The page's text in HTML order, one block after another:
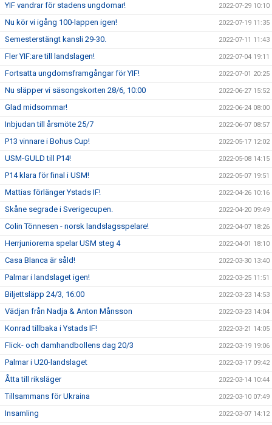
YIF vandrar för stadens ungdomar! 2022-07-29 10:10
Nu kör vi igång 100-lappen igen! 2022-07-19 11:35
Semesterstängt kansli 29-30. 2022-07-11 11:43
Fler YIF:are till landslagen! 2022-07-04 19:11
Fortsatta ungdomsframgångar för YIF! 2022-07-01 20:25
Nu släpper vi säsongskorten 28/6, 10:00 2022-06-27 15:52
Glad midsommar! 2022-06-24 08:00
Inbjudan till årsmöte 25/7 2022-06-07 08:57
P13 vinnare i Bohus Cup! 2022-05-17 12:02
USM-GULD till P14! 2022-05-08 14:15
P14 klara för final i USM! 2022-05-07 19:51
Mattias förlänger Ystads IF! 2022-04-26 10:16
Skåne segrade i Sverigecupen. 2022-04-20 09:49
Colin Tönnesen - norsk landslagsspelare! 2022-04-07 18:26
Herrjuniorerna spelar USM steg 4 2022-04-01 18:10
Casa Blanca är såld! 2022-03-30 13:40
Palmar i landslaget igen! 2022-03-25 11:51
Biljettsläpp 24/3, 16:00 2022-03-23 14:53
Vädjan från Nadja & Anton Månsson 2022-03-23 14:04
Konrad tillbaka i Ystads IF! 2022-03-21 14:05
Flick- och damhandbollens dag 20/3 2022-03-19 19:06
Palmar i U20-landslaget 2022-03-17 09:42
Åtta till riksläger 2022-03-14 10:44
Tillsammans för Ukraina 2022-03-10 07:49
Insamling 2022-03-07 14:12